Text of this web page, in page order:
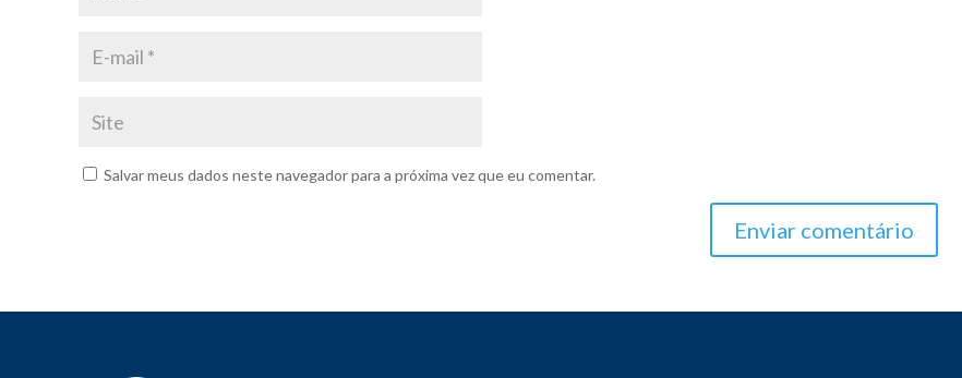
Salvar meus dados neste navegador para a próxima vez que eu comentar.
Enviar comentário